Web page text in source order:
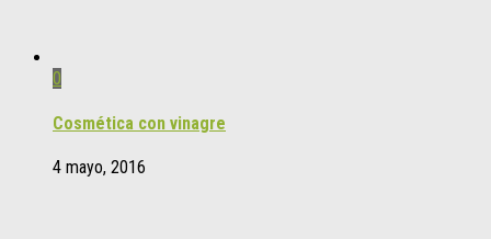
0
Cosmética con vinagre
4 mayo, 2016